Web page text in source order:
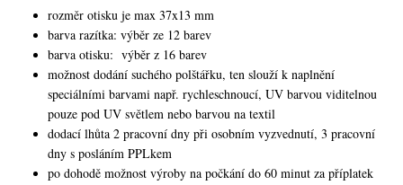
rozměr otisku je max 37x13 mm
barva razítka: výběr ze 12 barev
barva otisku: výběr z 16 barev
možnost dodání suchého polštářku, ten slouží k naplnění
speciálními barvami např. rychleschnoucí, UV barvou viditelnou
pouze pod UV světlem nebo barvou na textil
dodací lhůta 2 pracovní dny při osobním vyzvednutí, 3 pracovní
dny s posláním PPLkem
po dohodě možnost výroby na počkání do 60 minut za příplatek